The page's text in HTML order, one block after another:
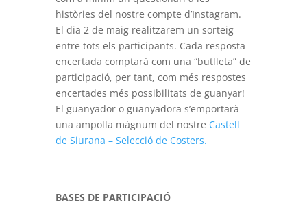
històries del nostre compte d’Instagram.
El dia 2 de maig realitzarem un sorteig
entre tots els participants. Cada resposta
encertada comptarà com una “butlleta” de
participació, per tant, com més respostes
encertades més possibilitats de guanyar!
El guanyador o guanyadora s’emportarà
una ampolla màgnum del nostre Castell
de Siurana – Selecció de Costers.
BASES DE PARTICIPACIÓ